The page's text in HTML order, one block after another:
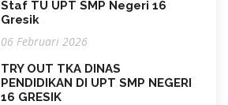
Staf TU UPT SMP Negeri 16
Gresik
06 Februari 2026
TRY OUT TKA DINAS
PENDIDIKAN DI UPT SMP NEGERI
16 GRESIK